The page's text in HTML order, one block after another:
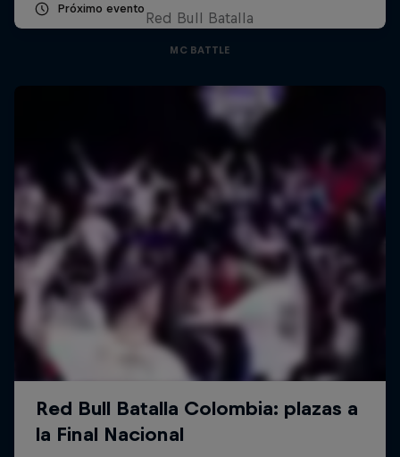
Próximo evento
Red Bull Batalla
MC BATTLE